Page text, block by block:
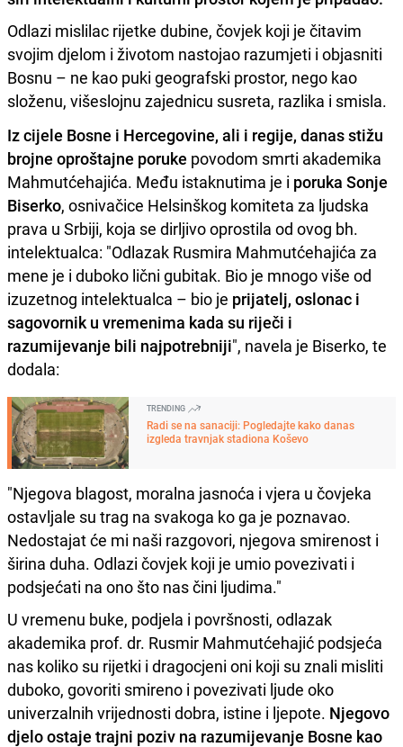
Odlazi mislilac rijetke dubine, čovjek koji je čitavim
svojim djelom i životom nastojao razumjeti i objasniti
Bosnu – ne kao puki geografski prostor, nego kao
složenu, višeslojnu zajednicu susreta, razlika i smisla.
Iz cijele Bosne i Hercegovine, ali i regije, danas stižu
brojne oproštajne poruke povodom smrti akademika
Mahmutćehajića. Među istaknutima je i poruka Sonje
Biserko, osnivačice Helsinškog komiteta za ljudska
prava u Srbiji, koja se dirljivo oprostila od ovog bh.
intelektualca: "Odlazak Rusmira Mahmutćehajića za
mene je i duboko lični gubitak. Bio je mnogo više od
izuzetnog intelektualca – bio je prijatelj, oslonac i
sagovornik u vremenima kada su riječi i
razumijevanje bili najpotrebniji", navela je Biserko, te
dodala:
TRENDING
Radi se na sanaciji: Pogledajte kako danas
izgleda travnjak stadiona Koševo
"Njegova blagost, moralna jasnoća i vjera u čovjeka
ostavljale su trag na svakoga ko ga je poznavao.
Nedostajat će mi naši razgovori, njegova smirenost i
širina duha. Odlazi čovjek koji je umio povezivati i
podsjećati na ono što nas čini ljudima."
U vremenu buke, podjela i površnosti, odlazak
akademika prof. dr. Rusmir Mahmutćehajić podsjeća
nas koliko su rijetki i dragocjeni oni koji su znali misliti
duboko, govoriti smireno i povezivati ljude oko
univerzalnih vrijednosti dobra, istine i ljepote. Njegovo
djelo ostaje trajni poziv na razumijevanje Bosne kao